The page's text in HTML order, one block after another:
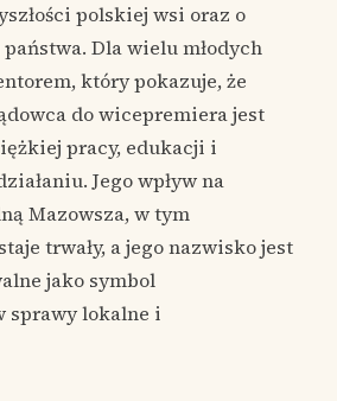
polskiej wsi oraz o
Dla wielu młodych
który pokazuje, że
do wicepremiera jest
pracy, edukacji i
Jego wpływ na
Mazowsza, w tym
trwały, a jego nazwisko jest
jako symbol
sprawy lokalne i